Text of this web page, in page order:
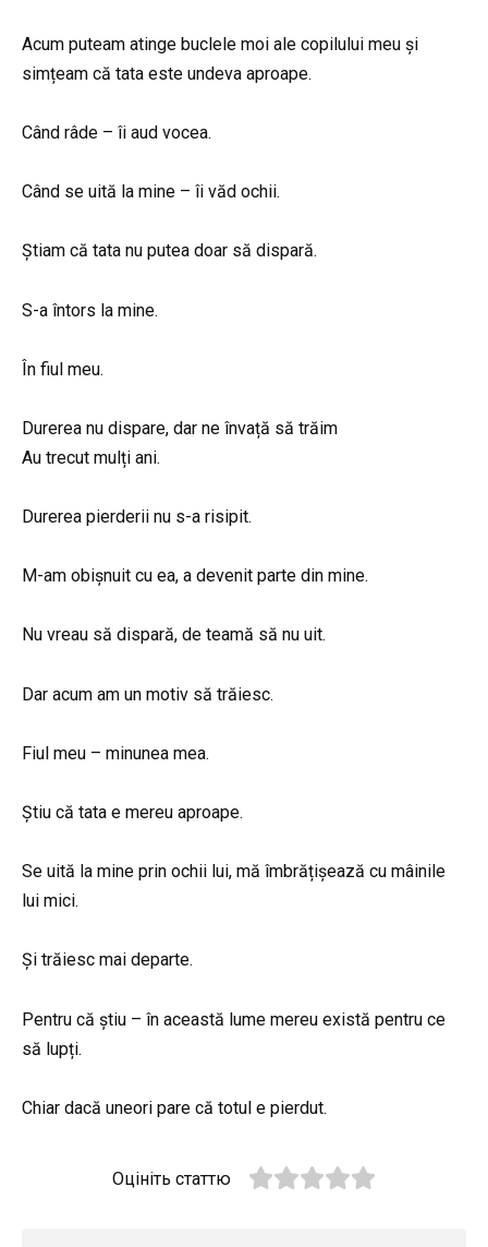
Acum puteam atinge buclele moi ale copilului meu și
simțeam că tata este undeva aproape.
Când râde – îi aud vocea.
Când se uită la mine – îi văd ochii.
Știam că tata nu putea doar să dispară.
S-a întors la mine.
În fiul meu.
Durerea nu dispare, dar ne învață să trăim
Au trecut mulți ani.
Durerea pierderii nu s-a risipit.
M-am obișnuit cu ea, a devenit parte din mine.
Nu vreau să dispară, de teamă să nu uit.
Dar acum am un motiv să trăiesc.
Fiul meu – minunea mea.
Știu că tata e mereu aproape.
Se uită la mine prin ochii lui, mă îmbrățișează cu mâinile
lui mici.
Și trăiesc mai departe.
Pentru că știu – în această lume mereu există pentru ce
să lupți.
Chiar dacă uneori pare că totul e pierdut.
Оцініть статтю